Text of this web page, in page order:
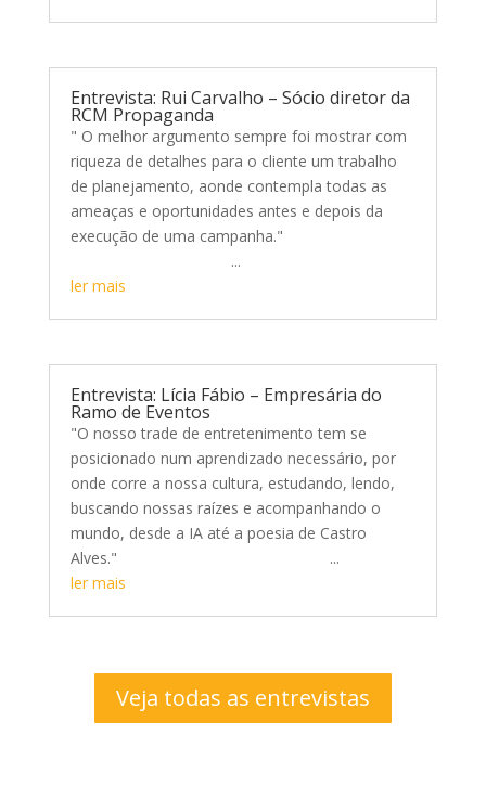
Entrevista: Rui Carvalho – Sócio diretor da
RCM Propaganda
" O melhor argumento sempre foi mostrar com
riqueza de detalhes para o cliente um trabalho
de planejamento, aonde contempla todas as
ameaças e oportunidades antes e depois da
execução de uma campanha."
...
ler mais
Entrevista: Lícia Fábio – Empresária do
Ramo de Eventos
"O nosso trade de entretenimento tem se
posicionado num aprendizado necessário, por
onde corre a nossa cultura, estudando, lendo,
buscando nossas raízes e acompanhando o
mundo, desde a IA até a poesia de Castro
Alves." ...
ler mais
Veja todas as entrevistas